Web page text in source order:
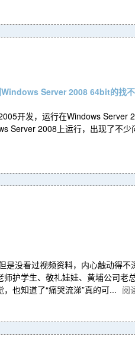
Server 2008 64bit的找
开发，运行在Windows
Server 2008上运行，出现了不
没看过视频资料，内心触动得
护学生、敬礼娃娃、黄埔公司老
也知道了“痛哭流涕”真的可... 阅